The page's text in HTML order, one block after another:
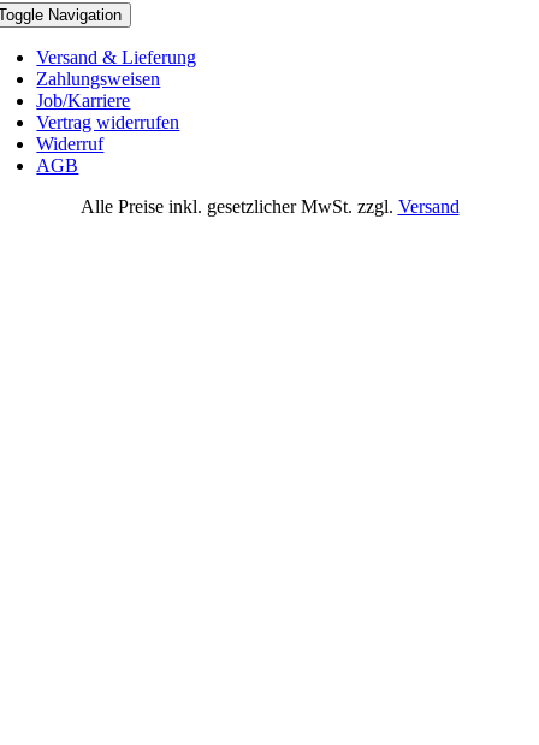
Navigation
Versand & Lieferung
Zahlungsweisen
Job/Karriere
Vertrag widerrufen
Widerruf
AGB
Alle Preise inkl. gesetzlicher MwSt. zzgl. Versand